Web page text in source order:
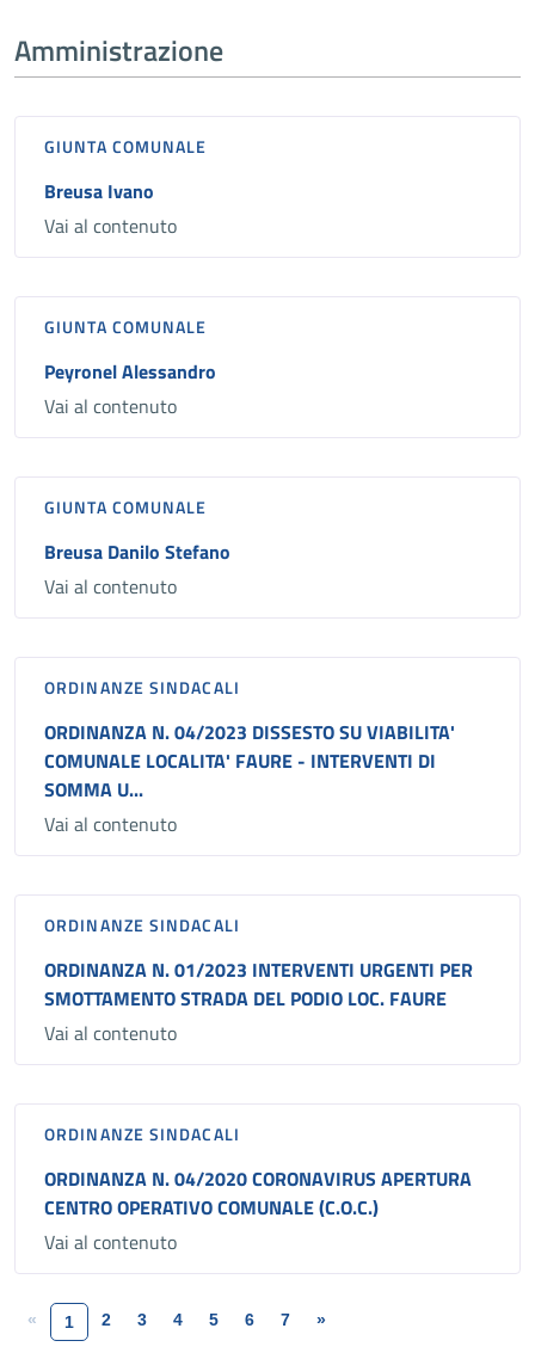
Amministrazione
GIUNTA COMUNALE
Breusa Ivano
Vai al contenuto
GIUNTA COMUNALE
Peyronel Alessandro
Vai al contenuto
GIUNTA COMUNALE
Breusa Danilo Stefano
Vai al contenuto
ORDINANZE SINDACALI
ORDINANZA N. 04/2023 DISSESTO SU VIABILITA'
COMUNALE LOCALITA' FAURE - INTERVENTI DI
SOMMA U...
Vai al contenuto
ORDINANZE SINDACALI
ORDINANZA N. 01/2023 INTERVENTI URGENTI PER
SMOTTAMENTO STRADA DEL PODIO LOC. FAURE
Vai al contenuto
ORDINANZE SINDACALI
ORDINANZA N. 04/2020 CORONAVIRUS APERTURA
CENTRO OPERATIVO COMUNALE (C.O.C.)
Vai al contenuto
« 1 2 3 4 5 6 7 »